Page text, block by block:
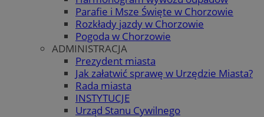
Parafie i Msze Święte w Chorzowie
Rozkłady jazdy w Chorzowie
Pogoda w Chorzowie
ADMINISTRACJA
Prezydent miasta
Jak załatwić sprawę w Urzędzie Miasta?
Rada miasta
INSTYTUCJE
Urząd Stanu Cywilnego